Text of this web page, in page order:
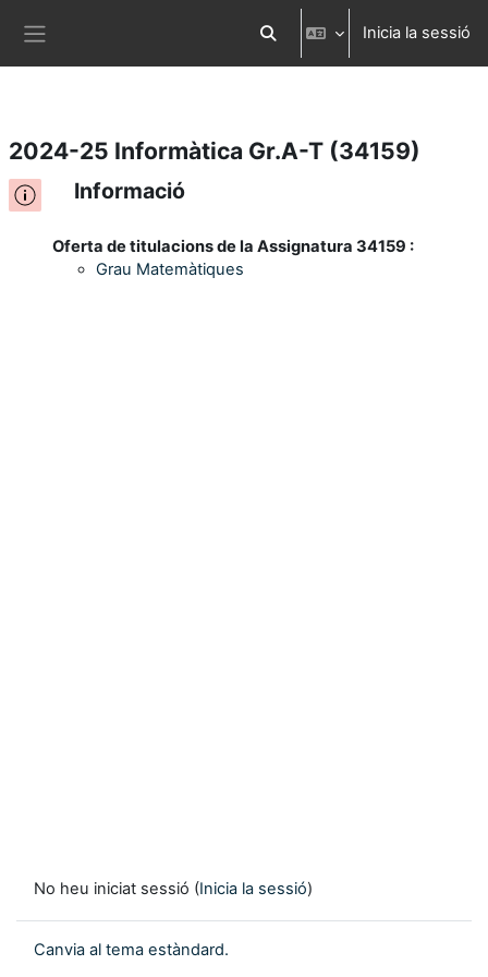
Ves al contingut principal Commuta l'entrada de la cerca
Inicia la sessió
2024-25 Informàtica Gr.A-T (34159)
Informació
Oferta de titulacions de la Assignatura 34159 :
Grau Matemàtiques
No heu iniciat sessió (Inicia la sessió)
Canvia al tema estàndard.